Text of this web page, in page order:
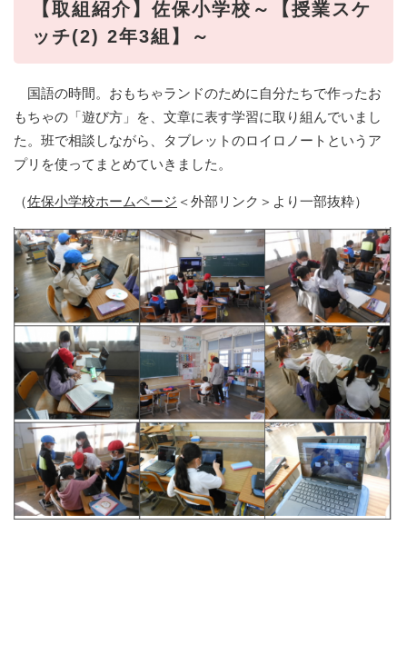
【取組紹介】佐保小学校～【授業スケ
ッチ(2) 2年3組】～
国語の時間。おもちゃランドのために自分たちで作ったお
もちゃの「遊び方」を、文章に表す学習に取り組んでいまし
た。班で相談しながら、タブレットのロイロノートというア
プリを使ってまとめていきました。
（佐保小学校ホームページ ＜外部リンク＞ より一部抜粋）